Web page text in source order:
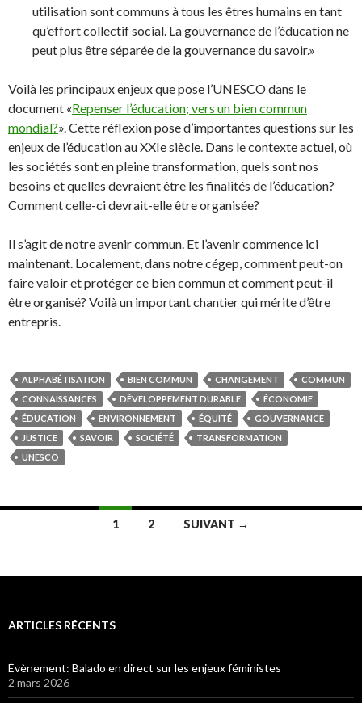
utilisation sont communs à tous les êtres humains en tant
qu’effort collectif social. La gouvernance de l’éducation ne
peut plus être séparée de la gouvernance du savoir.»
Voilà les principaux enjeux que pose l’UNESCO dans le
document «Repenser l’éducation; vers un bien commun
mondial?». Cette réflexion pose d’importantes questions sur les
enjeux de l’éducation au XXIe siècle. Dans le contexte actuel, où
les sociétés sont en pleine transformation, quels sont nos
besoins et quelles devraient être les finalités de l’éducation?
Comment celle-ci devrait-elle être organisée?
Il s’agit de notre avenir commun. Et l’avenir commence ici
maintenant. Localement, dans notre cégep, comment peut-on
faire valoir et protéger ce bien commun et comment peut-il
être organisé? Voilà un important chantier qui mérite d’être
entrepris.
ALPHABÉTISATION BIEN COMMUN CHANGEMENT
COMMUN
CONNAISSANCES
DÉVELOPPEMENT DURABLE
ÉCONOMIE
ÉDUCATION
ENVIRONNEMENT ÉQUITÉ
GOUVERNANCE
JUSTICE
SAVOIR SOCIÉTÉ
TRANSFORMATION
UNESCO
des
1 2 SUIVANT →
ARTICLES RÉCENTS
Évènement: Balado en direct sur les enjeux féministes
2 mars 2026